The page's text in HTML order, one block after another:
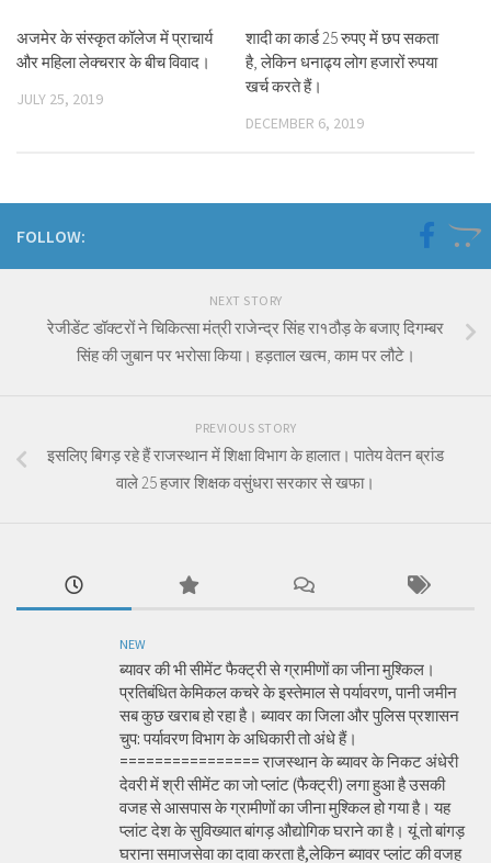
अजमेर के संस्कृत कॉलेज में प्राचार्य
और महिला लेक्चरार के बीच विवाद।
JULY 25, 2019
शादी का कार्ड 25 रुपए में छप सकता
है, लेकिन धनाढ्य लोग हजारों रुपया
खर्च करते हैं।
DECEMBER 6, 2019
FOLLOW:
NEXT STORY
रेजीडेंट डॉक्टरों ने चिकित्सा मंत्री राजेन्द्र सिंह रा१ठौड़ के बजाए दिगम्बर
सिंह की जुबान पर भरोसा किया। हड़ताल खत्म, काम पर लौटे।
PREVIOUS STORY
इसलिए बिगड़ रहे हैं राजस्थान में शिक्षा विभाग के हालात। पातेय वेतन ब्रांड
वाले 25 हजार शिक्षक वसुंधरा सरकार से खफा।
NEW
ब्यावर की भी सीमेंट फैक्ट्री से ग्रामीणों का जीना मुश्किल।
प्रतिबंधित केमिकल कचरे के इस्तेमाल से पर्यावरण, पानी जमीन
सब कुछ खराब हो रहा है। ब्यावर का जिला और पुलिस प्रशासन
चुप: पर्यावरण विभाग के अधिकारी तो अंधे हैं।
================ राजस्थान के ब्यावर के निकट अंधेरी
देवरी में श्री सीमेंट का जो प्लांट (फैक्ट्री) लगा हुआ है उसकी
वजह से आसपास के ग्रामीणों का जीना मुश्किल हो गया है। यह
प्लांट देश के सुविख्यात बांगड़ औद्योगिक घराने का है। यूं तो बांगड़
घराना समाजसेवा का दावा करता है,लेकिन ब्यावर प्लांट की वजह